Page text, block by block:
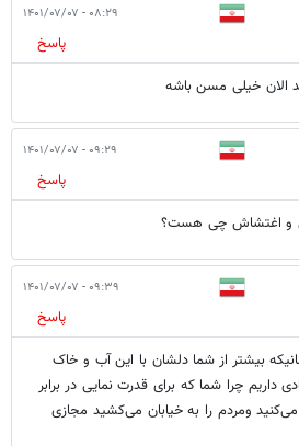
۰۸:۲۹ - ۱۴۰۱/۰۷/۰۷
پاسخ
الان خیلی مسن باشه
۰۹:۲۹ - ۱۴۰۱/۰۷/۰۷
پاسخ
و اغتشاش چی هست؟
۰۹:۳۹ - ۱۴۰۱/۰۷/۰۷
پاسخ
بیشتر از شما دلشان با این آب و خاک
داریم چرا شما که برای قدرت نمایی در برابر
می‌کنید ومردم را به خیابان می‌کشید مجازی